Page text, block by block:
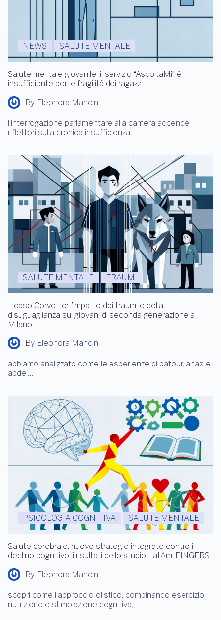
NEWS SALUTE MENTALE
Salute mentale giovanile: il servizio “AscoltaMi” è
insufficiente per le fragilità dei ragazzi
By Eleonora Mancini
l’interrogazione parlamentare alla camera accende i
riflettori sulla cronica insufficienza…
SALUTE MENTALE TRAUMI
Il caso Corvetto: l’impatto dei traumi e della
disuguaglianza sui giovani di seconda generazione a
Milano
By Eleonora Mancini
abbiamo analizzato come le esperienze di batour, anas e
abdel…
PSICOLOGIA COGNITIVA SALUTE MENTALE
Salute cerebrale, nuove strategie integrate contro il
declino cognitivo: i risultati dello studio LatAm-FINGERS
By Eleonora Mancini
scopri come l’approccio olistico, combinando esercizio,
nutrizione e stimolazione cognitiva,…